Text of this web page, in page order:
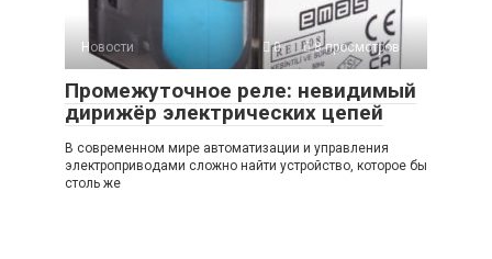
Новости 0 8 просмотров
Промежуточное реле: невидимый
дирижёр электрических цепей
В современном мире автоматизации и управления
электроприводами сложно найти устройство, которое бы
столь же